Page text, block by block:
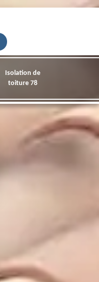
Isolation de
toiture 78